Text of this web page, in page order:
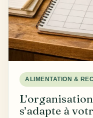
ALIMENTATION &
s’adapte à